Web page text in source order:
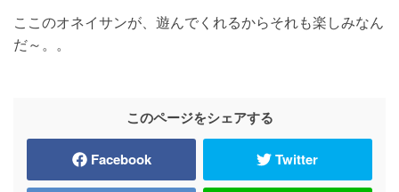
ここのオネイサンが、遊んでくれるからそれも楽しみなん
だ～。。
このページをシェアする
Facebook Twitter